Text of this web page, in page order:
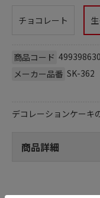
チョコレート
商品コード
メーカー品番 SK-362
デコレーションケー
商品詳細